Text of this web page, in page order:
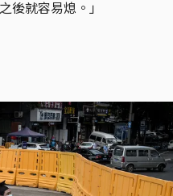
後就容易熄。」